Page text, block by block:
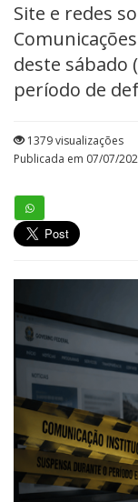
Site e redes
deste sábado
período de
1379 visualizações
Publicada em 07/07/